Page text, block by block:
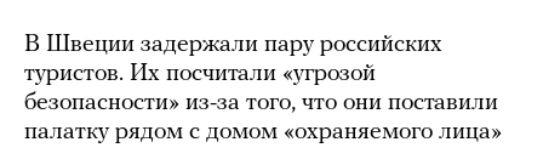
В Швеции задержали пару российских
туристов. Их посчитали «угрозой
безопасности» из-за того, что они поставили
палатку рядом с домом «охраняемого лица»